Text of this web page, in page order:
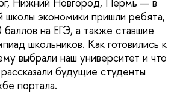
школы экономики пришли ребята,
на ЕГЭ, а также ставшие
школьников. Как готовились к
выбрали наш университет и что
будущие студенты
портала.